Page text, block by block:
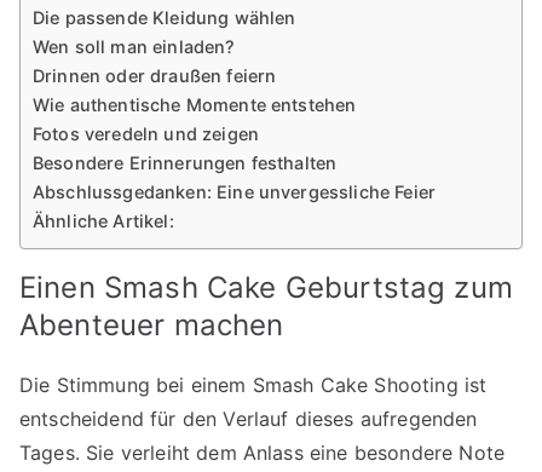
Die passende Kleidung wählen
Wen soll man einladen?
Drinnen oder draußen feiern
Wie authentische Momente entstehen
Fotos veredeln und zeigen
Besondere Erinnerungen festhalten
Abschlussgedanken: Eine unvergessliche Feier
Ähnliche Artikel:
Einen Smash Cake Geburtstag zum
Abenteuer machen
Die Stimmung bei einem Smash Cake Shooting ist
entscheidend für den Verlauf dieses aufregenden
Tages. Sie verleiht dem Anlass eine besondere Note